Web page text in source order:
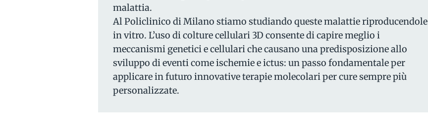
malattia.
Al Policlinico di Milano stiamo studiando queste malattie riproducendole
in vitro. L’uso di colture cellulari 3D consente di capire meglio i
meccanismi genetici e cellulari che causano una predisposizione allo
sviluppo di eventi come ischemie e ictus: un passo fondamentale per
applicare in futuro innovative terapie molecolari per cure sempre più
personalizzate.